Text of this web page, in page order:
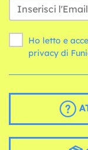
Ho letto e
privacy di